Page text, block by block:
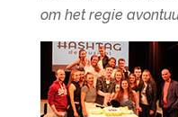
om het regie